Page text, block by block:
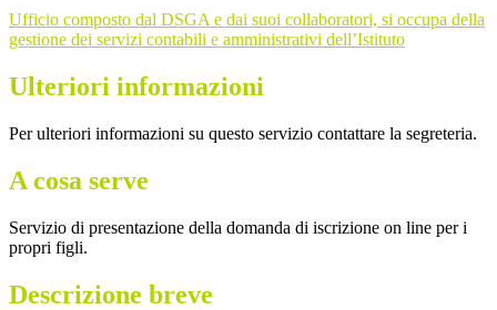
Ufficio composto dal DSGA e dai suoi collaboratori, si occupa della
gestione dei servizi contabili e amministrativi dell’Istituto
Ulteriori informazioni
Per ulteriori informazioni su questo servizio contattare la segreteria.
A cosa serve
Servizio di presentazione della domanda di iscrizione on line per i
propri figli.
Descrizione breve